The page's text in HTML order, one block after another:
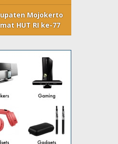
Mojokerto
HUT RI ke-77